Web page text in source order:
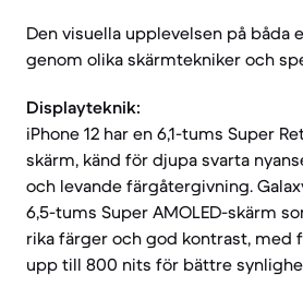
Den visuella upplevelsen på båda
genom olika skärmtekniker och
Displayteknik:
iPhone 12 har en 6,1-tums Super
skärm, känd för djupa svarta
och levande färgåtergivning.
6,5-tums Super AMOLED-skärm
rika färger och god kontrast, med
upp till 800 nits för bättre